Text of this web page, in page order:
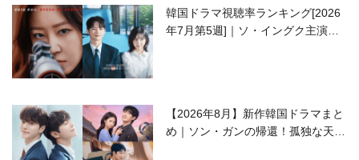
韓国ドラマ視聴率ランキング[2026
年7月第5週]｜ソ・イングク主演の
【2026年8月】新作韓国ドラマまと
め｜ソン・ガンの帰還！孤独な天才